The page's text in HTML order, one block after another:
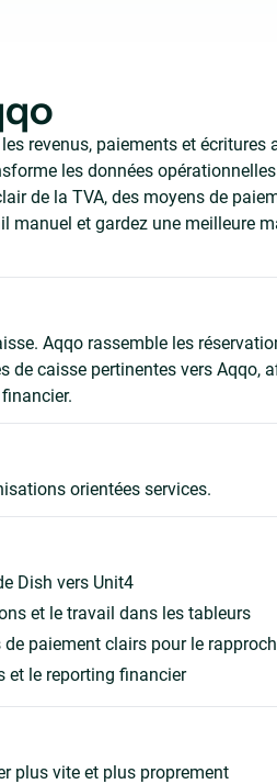
revenus, paiements et écritures
les données
de la TVA, des moyens de
manuel et gardez une meilleure
Aqqo rassemble les
de caisse pertinentes vers Aqqo,
orientées services.
Dish vers Unit4
et le travail dans les tableurs
paiement clairs pour le
et le reporting financier
plus vite et plus proprement